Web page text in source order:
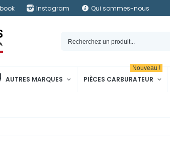
Instagram Qui sommes-nous
AUTRES MARQUES PIÈCES CARBURATEUR
Nouveau !